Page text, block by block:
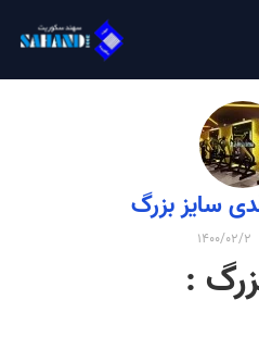
سایز بزرگ
1400/02/2
: